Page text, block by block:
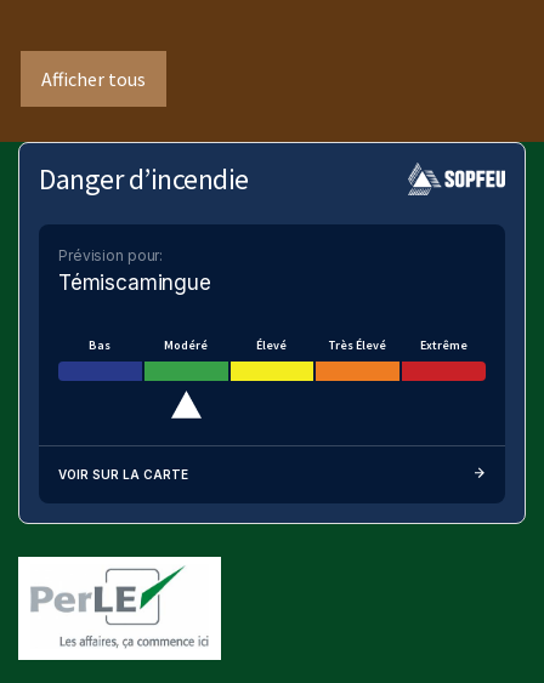
Afficher tous
Danger d’incendie
Prévision pour:
Témiscamingue
Bas Modéré Élevé Très Élevé Extrême
VOIR SUR LA CARTE